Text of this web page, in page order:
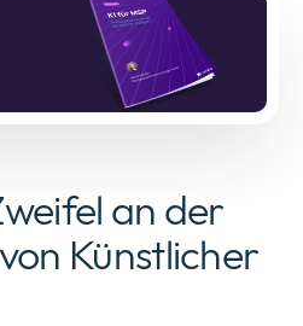
or
an der
Künstlicher